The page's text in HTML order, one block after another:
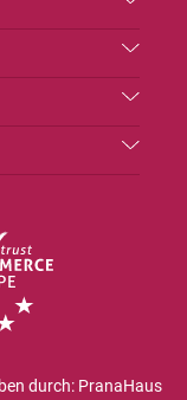
durch: PranaHaus